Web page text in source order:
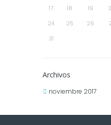
17
18 19
24
25 26
31
Archivos
noviembre 2017